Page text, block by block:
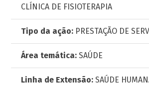
CLÍNICA DE FISIOTERAPIA
Tipo da ação: PRESTAÇÃO DE
Área temática: SAÚDE
Linha de Extensão: SAÚDE